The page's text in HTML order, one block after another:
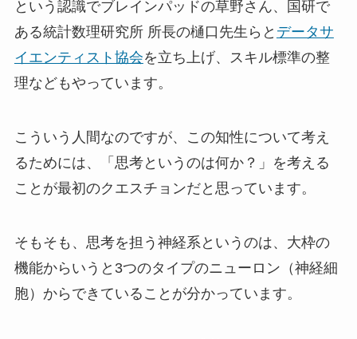
という認識でブレインパッドの草野さん、国研で
ある統計数理研究所 所長の樋口先生らと データサ
イエンティスト協会を立ち上げ、スキル標準の整
理などもやっています。
こういう人間なのですが、この知性について考え
るためには、「思考というのは何か？」を考える
ことが最初のクエスチョンだと思っています。
そもそも、思考を担う神経系というのは、大枠の
機能からいうと3つのタイプのニューロン（神経細
胞）からできていることが分かっています。